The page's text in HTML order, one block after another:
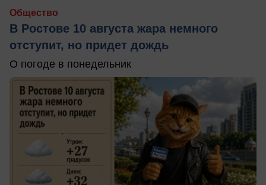
Общество
В Ростове 10 августа жара немного
отступит, но придет дождь
О погоде в понедельник